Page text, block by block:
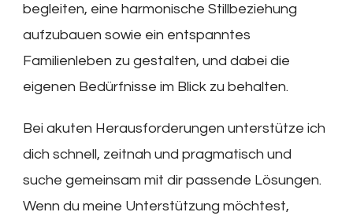
begleiten, eine harmonische Stillbeziehung
aufzubauen sowie ein entspanntes
Familienleben zu gestalten, und dabei die
eigenen Bedürfnisse im Blick zu behalten.
Bei akuten Herausforderungen unterstütze ich
dich schnell, zeitnah und pragmatisch und
suche gemeinsam mit dir passende Lösungen.
Wenn du meine Unterstützung möchtest,